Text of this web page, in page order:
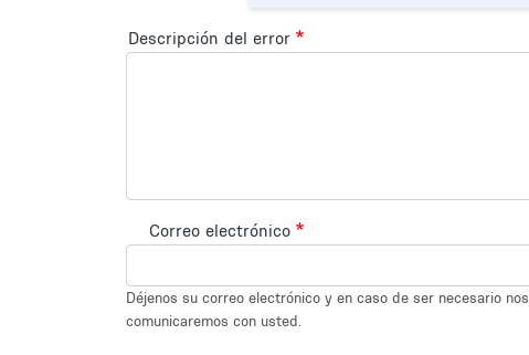
Descripción del error
Correo electrónico
Déjenos su correo electrónico y en caso de ser necesario nos
comunicaremos con usted.